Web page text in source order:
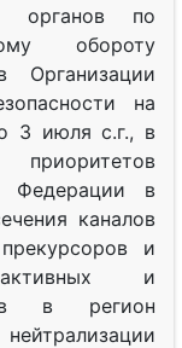
органов по
обороту
Организации
на
3 июля с.г., в
Федерации в
каналов
и
и
в регион